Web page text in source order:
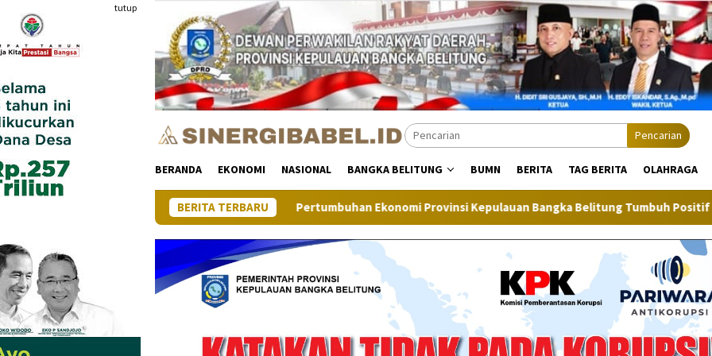
konten
tutup
Pencarian
BERANDA EKONOMI NASIONAL BANGKA BELITUNG BUMN BERITA TAG BERITA OLAHRAGA
BERITA TERBARU
Pertumbuhan Ekonomi Provinsi Kepulauan Bangka Belitung Tumbuh Positif Inflasi Bangka